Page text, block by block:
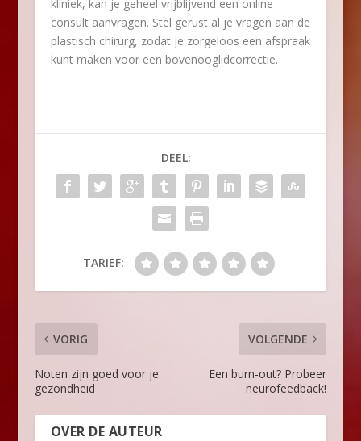
kliniek, kan je geheel vrijblijvend een online
consult aanvragen. Stel gerust al je vragen aan de
plastisch chirurg, zodat je zorgeloos een afspraak
kunt maken voor een bovenooglidcorrectie.
DEEL:
TARIEF:
VORIG
Noten zijn goed voor je
gezondheid
VOLGENDE
Een burn-out? Probeer
neurofeedback!
OVER DE AUTEUR